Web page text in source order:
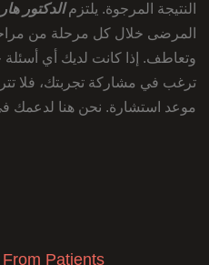
النتيجة المرجوة. يلتزمالدكتور
المرضى خلال كل مرحلة من
وتعاطف. إذا كانت لديك أي أسئلة
ترغب في مشاركة تجربتك، فلا
موعد استشارة. نحن هنا لدعمك
Patients